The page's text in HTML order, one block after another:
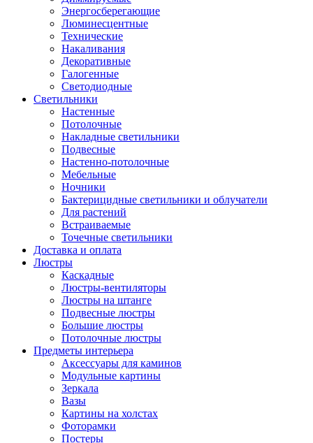
Энергосберегающие
Люминесцентные
Технические
Накаливания
Декоративные
Галогенные
Светодиодные
Светильники
Настенные
Потолочные
Накладные светильники
Подвесные
Настенно-потолочные
Мебельные
Ночники
Бактерицидные светильники и облучатели
Для растений
Встраиваемые
Точечные светильники
Доставка и оплата
Люстры
Каскадные
Люстры-вентиляторы
Люстры на штанге
Подвесные люстры
Большие люстры
Потолочные люстры
Предметы интерьера
Аксессуары для каминов
Модульные картины
Зеркала
Вазы
Картины на холстах
Фоторамки
Постеры